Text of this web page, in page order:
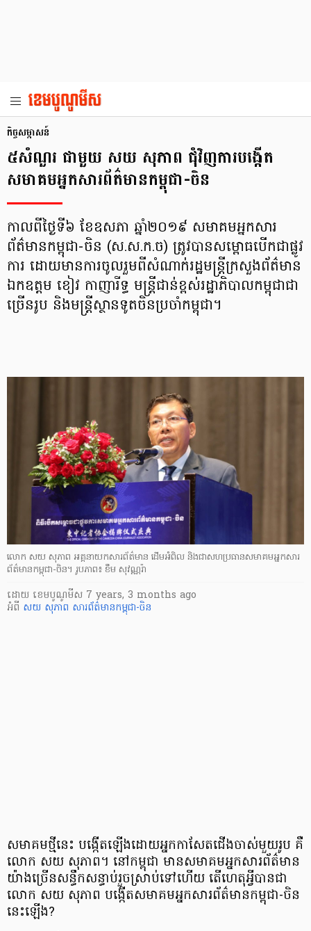
កិច្ច​សម្ភាសន៍
៥សំណួរ ជាមួយ សយ សុភាព ជុំវិញការ​បង្កើត​
សមាគម​អ្នក​សារព័ត៌មាន​កម្ពុជា-ចិន
កាលពីថ្ងៃទី៦ ខែឧសភា ឆ្នាំ​២០១៩ សមាគម​អ្នក​សារ
ព័ត៌មាន​កម្ពុជា-ចិន (ស.ស.ក.ច) ត្រូវ​បាន​សម្ពោធ​បើក​ជាផ្លូវ
ការ ដោយ​មាន​ការចូលរួម​ពី​សំណាក់​រដ្ឋមន្ត្រី​ក្រសួង​ព័ត៌មាន
ឯកឧត្ដម ខៀវ កាញារីទ្ធ មន្ត្រីជាន់ខ្ពស់រដ្ឋាភិបាល​កម្ពុជាជា
ច្រើន​រូប និង​មន្ត្រី​ស្ថានទូត​ចិន​ប្រចាំ​កម្ពុជា។
លោក សយ សុភាព អគ្គនាយក​សារព័ត៌មាន ដើមអំពិល និង​ជា​សហប្រធាន​សមាគម​អ្នក​សារ
ព័ត៌មាន​កម្ពុជា-ចិន។ រូបភាព៖ ខឹម សុវណ្ណរ៉ា
ដោយ ​ ខេមបូណូមីស 7 years, 3 months ago
អំពី សយ សុភាព សារព័ត៌មាន​កម្ពុជា-ចិន
សមាគម​ថ្មីនេះ បង្កើត​ឡើង​ដោយ​អ្នកកាសែត​ជើង​ចាស់​មួយរូប គឺ
លោក សយ សុភាព។ នៅកម្ពុជា មាន​សមាគម​អ្នកសារព័ត៌មាន​
យ៉ាងច្រើន​សន្ធឹក​សន្ធាប់​រួច​ស្រាប់​ទៅ​ហើយ តើ​ហេតុ​អ្វី​បាន​ជា​
លោក សយ សុភាព បង្កើត​សមាគម​អ្នក​សារព័ត៌មាន​កម្ពុជា-ចិន​
នេះឡើង?